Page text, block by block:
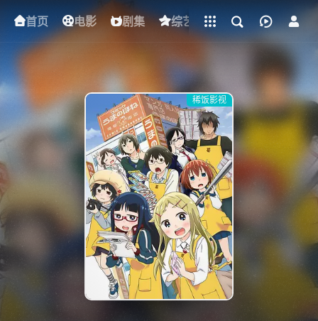
首页 电影 剧集 综艺 动漫 短剧
下载客户端
稀饭影视